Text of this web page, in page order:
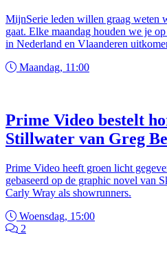
MijnSerie leden willen graag weten
gaat. Elke maandag houden we je
in Nederland en Vlaanderen
Maandag, 11:00
Prime Video bestelt
Stillwater van Greg
Prime Video heeft groen licht
gebaseerd op de graphic novel van
Carly Wray als showrunners.
Woensdag, 15:00
2